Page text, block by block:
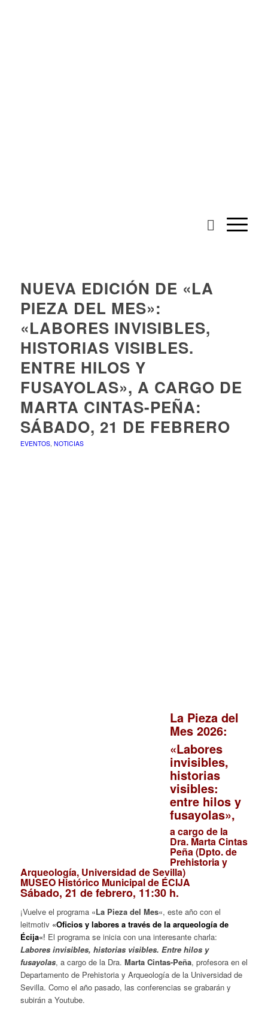
NUEVA EDICIÓN DE «LA
PIEZA DEL MES»:
«LABORES INVISIBLES,
HISTORIAS VISIBLES.
ENTRE HILOS Y
FUSAYOLAS», A CARGO DE
MARTA CINTAS-PEÑA:
SÁBADO, 21 DE FEBRERO
EVENTOS, NOTICIAS
La Pieza del
Mes 2026:
«Labores
invisibles,
historias
visibles:
entre hilos y
fusayolas»,
a cargo de la
Dra. Marta Cintas
Peña (Dpto. de
Prehistoria y
Arqueología, Universidad de Sevilla)
MUSEO Histórico Municipal de ÉCIJA
Sábado, 21 de febrero, 11:30 h.
¡Vuelve el programa «La Pieza del Mes«, este año con el
leitmotiv «Oficios y labores a través de la arqueología de
Écija«! El programa se inicia con una interesante charla:
Labores invisibles, historias visibles. Entre hilos y
fusayolas, a cargo de la Dra. Marta Cintas-Peña, profesora en el
Departamento de Prehistoria y Arqueología de la Universidad de
Sevilla. Como el año pasado, las conferencias se grabarán y
subirán a Youtube.